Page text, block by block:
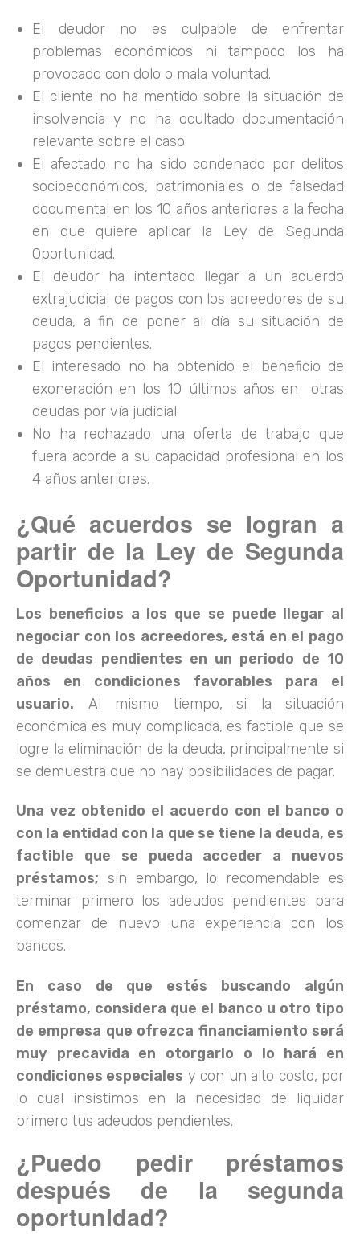
El deudor no es culpable de enfrentar
problemas económicos ni tampoco los ha
provocado con dolo o mala voluntad.
El cliente no ha mentido sobre la situación de
insolvencia y no ha ocultado documentación
relevante sobre el caso.
El afectado no ha sido condenado por delitos
socioeconómicos, patrimoniales o de falsedad
documental en los 10 años anteriores a la fecha
en que quiere aplicar la Ley de Segunda
Oportunidad.
El deudor ha intentado llegar a un acuerdo
extrajudicial de pagos con los acreedores de su
deuda, a fin de poner al día su situación de
pagos pendientes.
El interesado no ha obtenido el beneficio de
exoneración en los 10 últimos años en otras
deudas por vía judicial.
No ha rechazado una oferta de trabajo que
fuera acorde a su capacidad profesional en los
4 años anteriores.
¿Qué acuerdos se logran a
partir de la Ley de Segunda
Oportunidad?
Los beneficios a los que se puede llegar al
negociar con los acreedores, está en el pago
de deudas pendientes en un periodo de 10
años en condiciones favorables para el
usuario. Al mismo tiempo, si la situación
económica es muy complicada, es factible que se
logre la eliminación de la deuda, principalmente si
se demuestra que no hay posibilidades de pagar.
Una vez obtenido el acuerdo con el banco o
con la entidad con la que se tiene la deuda, es
factible que se pueda acceder a nuevos
préstamos; sin embargo, lo recomendable es
terminar primero los adeudos pendientes para
comenzar de nuevo una experiencia con los
bancos.
En caso de que estés buscando algún
préstamo, considera que el banco u otro tipo
de empresa que ofrezca financiamiento será
muy precavida en otorgarlo o lo hará en
condiciones especiales y con un alto costo, por
lo cual insistimos en la necesidad de liquidar
primero tus adeudos pendientes.
¿Puedo pedir préstamos
después de la segunda
oportunidad?